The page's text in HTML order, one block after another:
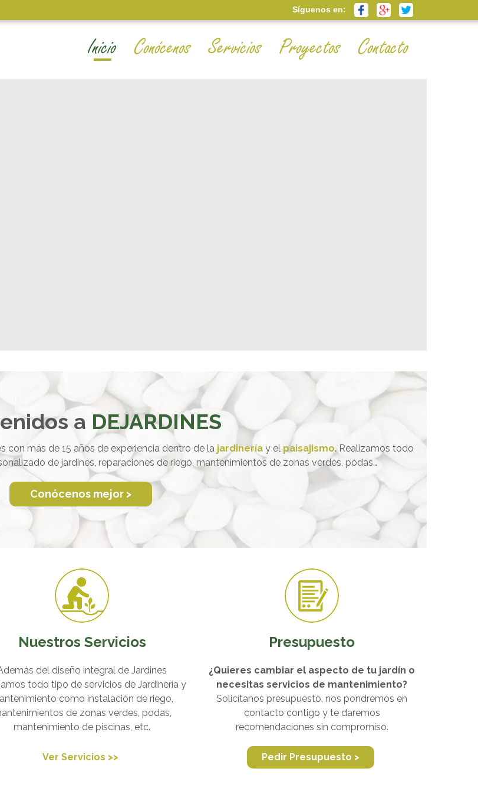
Síguenos en:
Inicio Conócenos Servicios Proyectos Contacto
a DEJARDINES
más de 15 años de experiencia dentro de la jardineríay el paisajismo. Realizamos todo
de jardines, reparaciones de riego, mantenimientos de zonas verdes, podas…
Conócenos mejor >
Nuestros Servicios
del diseño integral de Jardines
todo tipo de servicios de Jardinería y
como instalación de riego,
de zonas verdes, podas,
mantenimiento de piscinas, etc.
Ver Servicios >>
Presupuesto
¿Quieres cambiar el aspecto de tu jardín o
necesitas servicios de mantenimiento?
Solicítanos presupuesto, nos pondremos en
contacto contigo y te daremos
recomendaciones sin compromiso.
Pedir Presupuesto >